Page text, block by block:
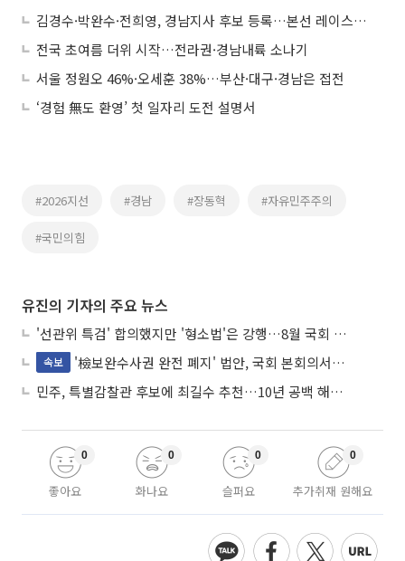
김경수·박완수·전희영, 경남지사 후보 등록…본선 레이스 시작
전국 초여름 더위 시작…전라권·경남내륙 소나기
서울 정원오 46%·오세훈 38%…부산·대구·경남은 접전
‘경험 無도 환영’ 첫 일자리 도전 설명서
#2026지선 #경남 #장동혁 #자유민주주의
#국민의힘
유진의 기자의 주요 뉴스
'선관위 특검' 합의했지만 '형소법'은 강행…8월 국회 '입법 2차전' 예고
속보
'檢보완수사권 완전 폐지' 법안, 국회 본회의서 민주당 주도 통과
민주, 특별감찰관 후보에 최길수 추천…10년 공백 해소 속도
좋아요
0
화나요
0
슬퍼요
0
추가취재 원해요
0